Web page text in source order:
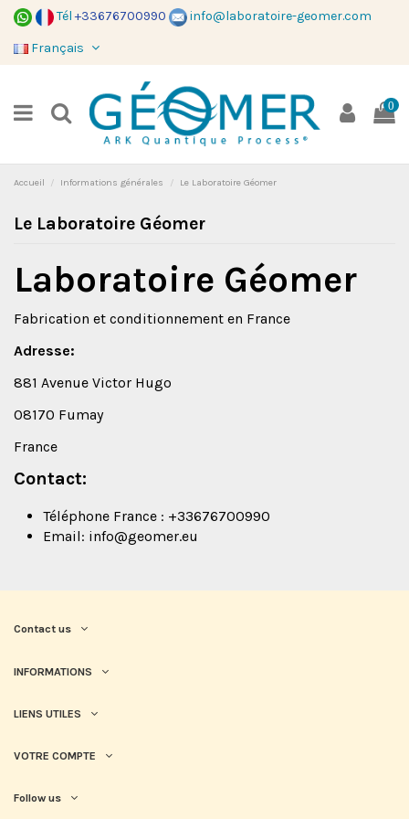
Tél+33676700990 info@laboratoire-geomer.com
Français
0
Accueil Informations générales Le Laboratoire Géomer
Le Laboratoire Géomer
Laboratoire Géomer
Fabrication et conditionnement en France
Adresse:
881 Avenue Victor Hugo
08170 Fumay
France
Contact:
Téléphone France : +33676700990
Email: info@geomer.eu
Contact us
INFORMATIONS
LIENS UTILES
VOTRE COMPTE
Follow us